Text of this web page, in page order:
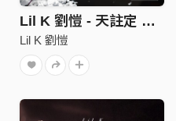
Lil K 劉愷 - 天註定 Destined Ft. ICYBOI (Official Audio) | 出人頭地MIXTAPE.06
Lil K 劉愷